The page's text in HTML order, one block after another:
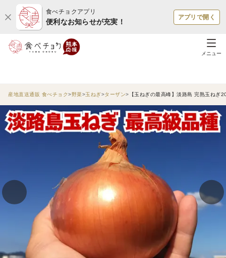
食べチョクアプリ
便利なお知らせが充実！
アプリで開く
メニュー
産地直送通販 食べチョク 野菜 玉ねぎ ターザン 【玉ねぎの最高峰】淡路島 完熟玉ねぎ